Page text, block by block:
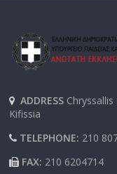
ADDRESS
Kifissia
TELEPHONE: 210
FAX: 210 6204714